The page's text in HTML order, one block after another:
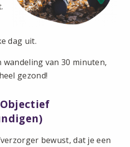
dag uit.
wandeling van 30 minuten,
gezond!
bewust, dat je een